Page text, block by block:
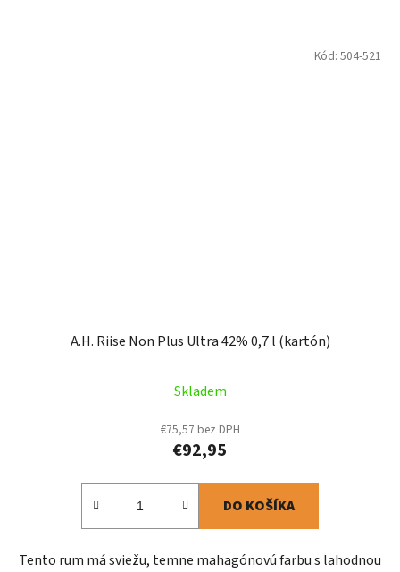
A.H. Riise Non Plus Ultra 42% 0,7 l (kartón)
Skladem
€75,57 bez DPH
€92,95
DO KOŠÍKA
Tento rum má sviežu, temne mahagónovú farbu s lahodnou
Kód: 504-521